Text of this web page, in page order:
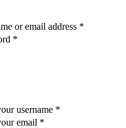
or email address *
*
username *
email *